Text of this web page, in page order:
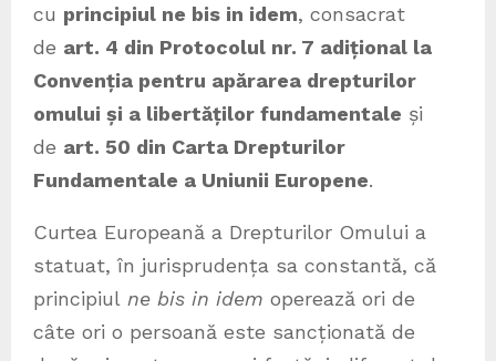
cu principiul ne bis in idem, consacrat
de art. 4 din Protocolul nr. 7 adițional la
Convenția pentru apărarea drepturilor
omului și a libertăților fundamentale și
de art. 50 din Carta Drepturilor
Fundamentale a Uniunii Europene.
Curtea Europeană a Drepturilor Omului a
statuat, în jurisprudența sa constantă, că
principiul ne bis in idem operează ori de
câte ori o persoană este sancționată de